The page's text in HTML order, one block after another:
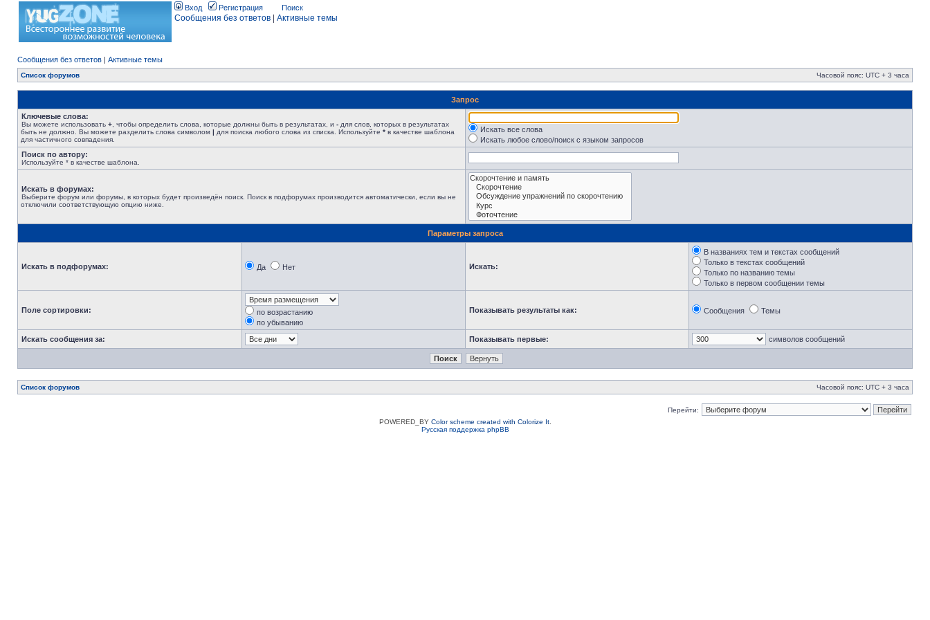
Вход Регистрация Поиск
Сообщения без ответов Активные темы
Сообщения без ответов | Активные темы
Список форумов Часовой пояс: UTC + 3 часа
Запрос
Ключевые слова:
Вы можете использовать + , чтобы определить слова, которые должны быть в результатах, и - для слов, которых в результатах
быть не должно. Вы можете разделить слова символом | для поиска любого слова из списка. Используйте * в качестве шаблона
для частичного совпадения.
Искать все слова
Искать любое слово/поиск с языком запросов
Поиск по автору:
Используйте * в качестве шаблона.
Искать в форумах:
Выберите форум или форумы, в которых будет произведён поиск. Поиск в подфорумах производится автоматически, если вы не
отключили соответствующую опцию ниже.
Параметры запроса
Искать в подфорумах: Да Нет Искать:
В названиях тем и текстах сообщений
Только в текстах сообщений
Только по названию темы
Только в первом сообщении темы
Поле сортировки:
по возрастанию
по убыванию
Показывать результаты как: Сообщения Темы
Искать сообщения за: Показывать первые: символов сообщений
Список форумов Часовой пояс: UTC + 3 часа
Перейти:
POWERED_BY Color scheme created with Colorize It.
Русская поддержка phpBB